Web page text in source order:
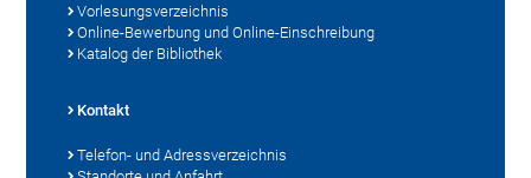
Vorlesungsverzeichnis
Online-Bewerbung und Online-Einschreibung
Katalog der Bibliothek
Kontakt
Telefon- und Adressverzeichnis